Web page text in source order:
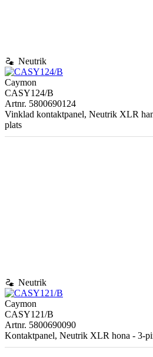
electrical_services Neutrik
Caymon
CASY124/B
Artnr. 5800690124
Vinklad kontaktpanel, Neutrik XLR
plats
electrical_services Neutrik
Caymon
CASY121/B
Artnr. 5800690090
Kontaktpanel, Neutrik XLR hona - 3-